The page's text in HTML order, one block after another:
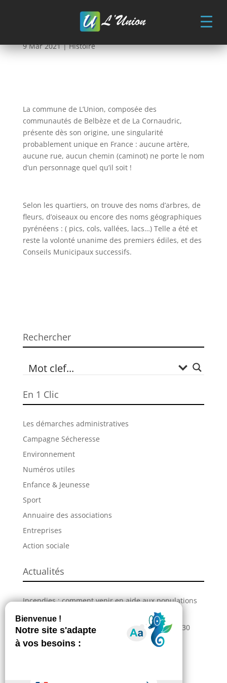
Les rues de L’Union
9 Mar 2021|Histoire
La commune de L’Union, composée des
communautés de Belbèze et de La Cornaudric,
présente dès son origine, une singularité
probablement unique en France : aucune artère,
aucune rue, aucun chemin (caminot) ne porte le nom
d’un personnage quel qu’il soit !
Selon les quartiers, on trouve des noms d’arbres, de
fleurs, d’oiseaux ou encore des noms géographiques
pyrénéens : ( pics, cols, vallées, lacs…) Telle a été et
reste la volonté unanime des premiers édiles, et des
Conseils Municipaux successifs.
Rechercher
En 1 Clic
Les démarches administratives
Campagne Sécheresse
Environnement
Numéros utiles
Enfance & Jeunesse
Sport
Annuaire des associations
Entreprises
Action sociale
Actualités
Incendies : comment venir en aide aux populations
La Grande Fête de L’Union revient les 28, 29 et 30
août !